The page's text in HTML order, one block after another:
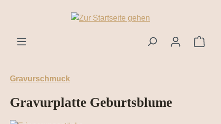
Zum Hauptinhalt springen
Gravurschmuck
Gravurplatte Geburtsblume